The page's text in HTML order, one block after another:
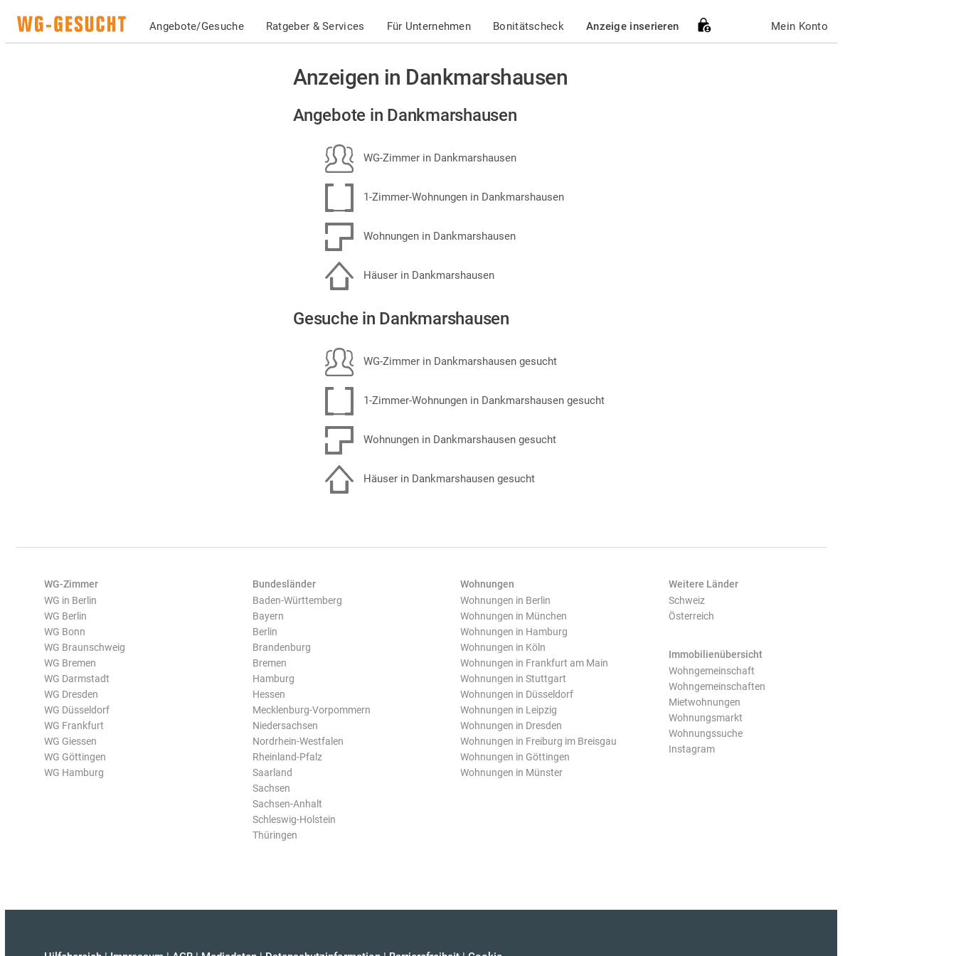
Angebote/Gesuche Ratgeber & Services Für Unternehmen Bonitätscheck Anzeige inserieren Mein Konto
Anzeigen in Dankmarshausen
Angebote in Dankmarshausen
WG-Zimmer in Dankmarshausen
1-Zimmer-Wohnungen in Dankmarshausen
Wohnungen in Dankmarshausen
Häuser in Dankmarshausen
Gesuche in Dankmarshausen
WG-Zimmer in Dankmarshausen gesucht
1-Zimmer-Wohnungen in Dankmarshausen gesucht
Wohnungen in Dankmarshausen gesucht
Häuser in Dankmarshausen gesucht
WG-Zimmer
WG in Berlin
WG Berlin
WG Bonn
WG Braunschweig
WG Bremen
WG Darmstadt
WG Dresden
WG Düsseldorf
WG Frankfurt
WG Giessen
WG Göttingen
WG Hamburg
Bundesländer
Baden-Württemberg
Bayern
Berlin
Brandenburg
Bremen
Hamburg
Hessen
Mecklenburg-Vorpommern
Niedersachsen
Nordrhein-Westfalen
Rheinland-Pfalz
Saarland
Sachsen
Sachsen-Anhalt
Schleswig-Holstein
Thüringen
Wohnungen
Wohnungen in Berlin
Wohnungen in München
Wohnungen in Hamburg
Wohnungen in Köln
Wohnungen in Frankfurt am Main
Wohnungen in Stuttgart
Wohnungen in Düsseldorf
Wohnungen in Leipzig
Wohnungen in Dresden
Wohnungen in Freiburg im Breisgau
Wohnungen in Göttingen
Wohnungen in Münster
Weitere Länder
Schweiz
Österreich
Immobilienübersicht
Wohngemeinschaft
Wohngemeinschaften
Mietwohnungen
Wohnungsmarkt
Wohnungssuche
Instagram